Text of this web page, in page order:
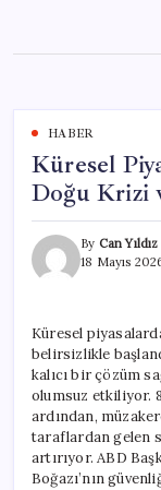
content
HABER
Küresel
Doğu Krizi
By Can Yıldız
18 Mayıs
Küresel
belirsizlikle
kalıcı bir çözüm
olumsuz etkiliyor.
ardından,
taraflardan gelen
artırıyor. ABD
Boğazı’nın